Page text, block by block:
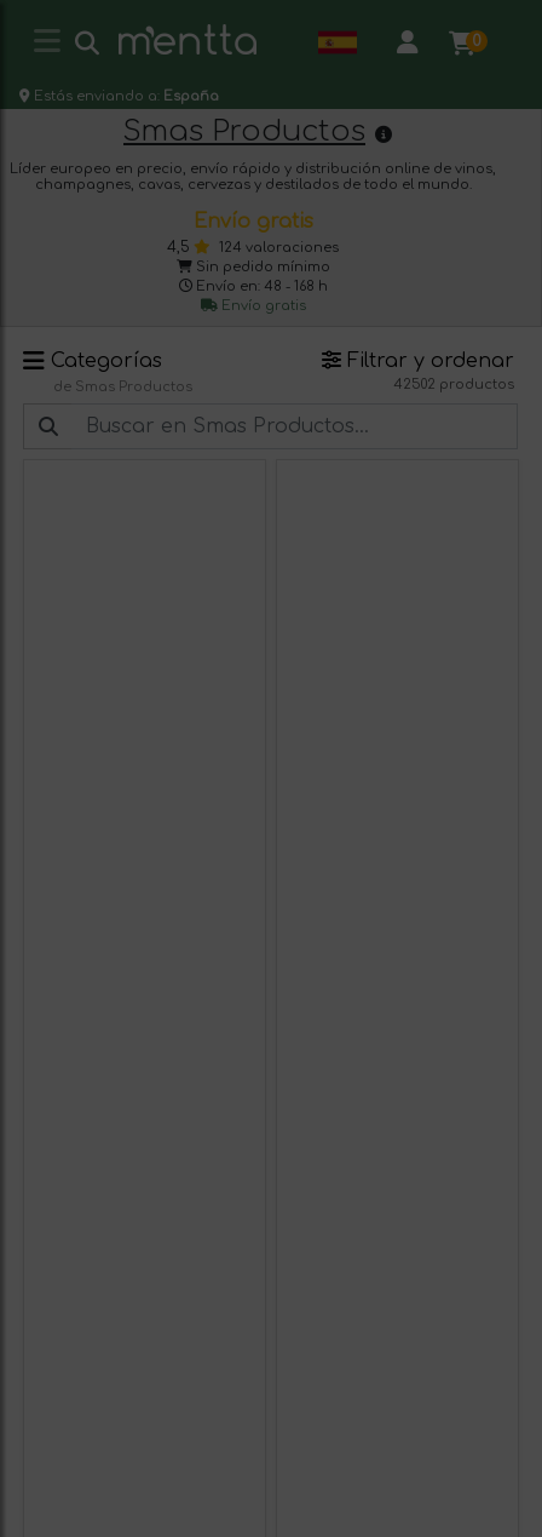
0
Estás enviando a: España
Smas Productos
Líder europeo en precio, envío rápido y distribución online de vinos,
champagnes, cavas, cervezas y destilados de todo el mundo.
Envío gratis
4,5
124 valoraciones
Sin pedido mínimo
Envío en: 48 - 168 h
Envío gratis
Categorías
de Smas Productos
Filtrar y ordenar
42502 productos